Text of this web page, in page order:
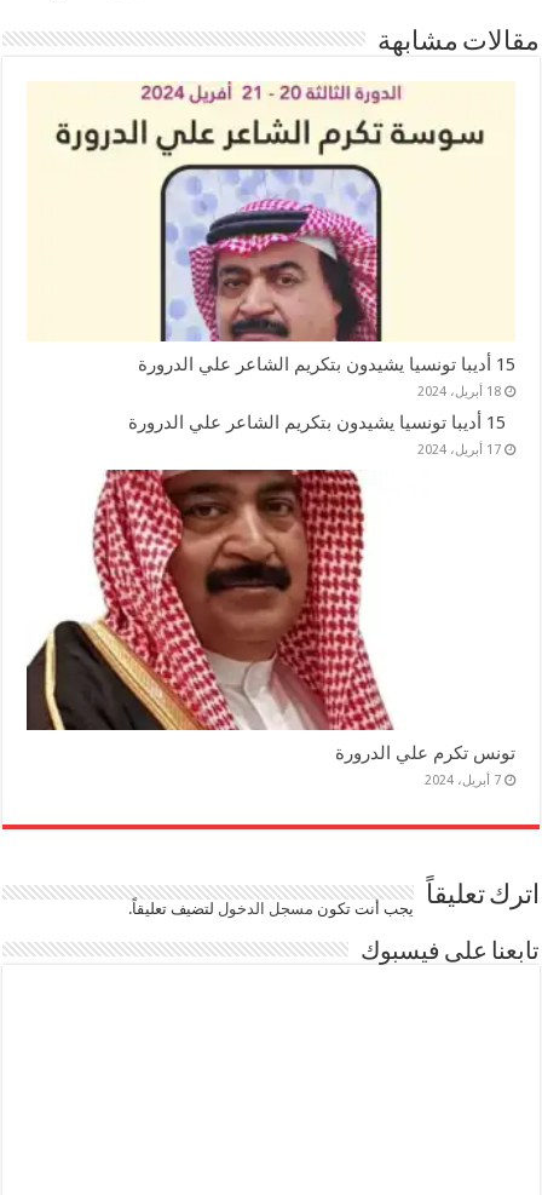
مقالات مشابهة
15 أديبا تونسيا يشيدون بتكريم الشاعر علي الدرورة
18 أبريل، 2024
17 أبريل، 2024
تونس تكرم علي الدرورة
7 أبريل، 2024
اترك تعليقاً يجب أنت تكون مسجل الدخوللتضيف تعليقاً.
تابعنا على فيسبوك